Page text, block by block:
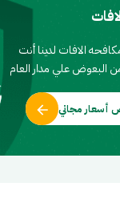
الافات لدينا أنت
البعوض علي مدار العام
مجاني